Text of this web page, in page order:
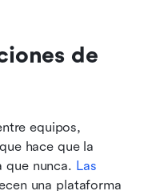
de
equipos,
hace que la
que nunca. Las
una plataforma